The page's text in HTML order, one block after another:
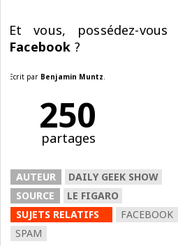
Et vous, possédez-
Facebook ?
Ecrit par Benjamin Muntz.
250
partages
AUTEUR
DAILY GEEK SHOW
SOURCE
LE FIGARO
SUJETS RELATIFS
FACEBOOK
SPAM